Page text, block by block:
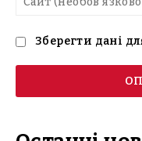
Зберегти дані